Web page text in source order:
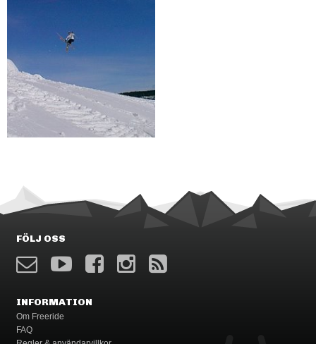
FÖLJ OSS
INFORMATION
Om Freeride
FAQ